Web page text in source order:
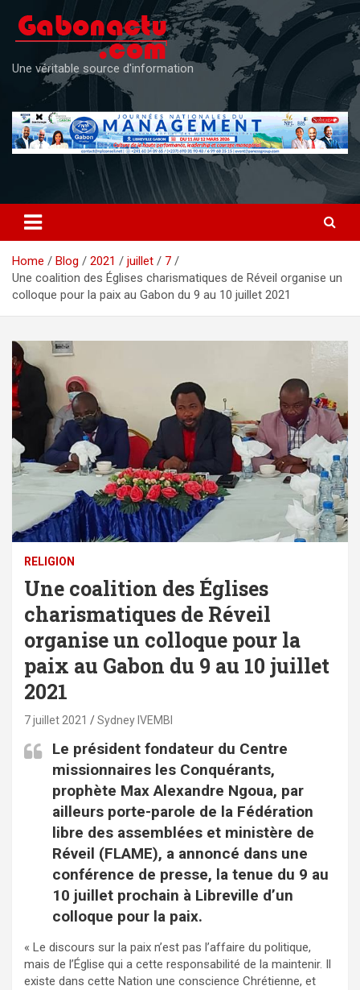
content
Une véritable source d'information
Home Blog 2021 juillet
7
Une coalition des Églises charismatiques de Réveil organise un
colloque pour la paix au Gabon du 9 au 10 juillet 2021
RELIGION
Une coalition des Églises
charismatiques de Réveil
organise un colloque pour la
paix au Gabon du 9 au 10 juillet
2021
7 juillet 2021 Sydney IVEMBI
Le président fondateur du Centre
missionnaires les Conquérants,
prophète Max Alexandre Ngoua, par
ailleurs porte-parole de la Fédération
libre des assemblées et ministère de
Réveil (FLAME), a annoncé dans une
conférence de presse, la tenue du 9 au
10 juillet prochain à Libreville d’un
colloque pour la paix.
« Le discours sur la paix n’est pas l’affaire du politique,
mais de l’Église qui a cette responsabilité de la maintenir. Il
existe dans cette Nation une conscience Chrétienne, et